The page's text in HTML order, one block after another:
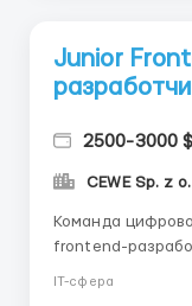
Junior
2500-3000 $
CEWE Sp. z
Команда
frontend-
IT-сфера